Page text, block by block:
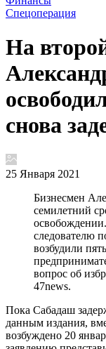
Спецоперация
На
снова
25 Января 2021
Бизнесмен
семилетний
следователю
возбудили
вопрос об
47news.
Пока Сабадаш
данным издания,
возбуждено 20